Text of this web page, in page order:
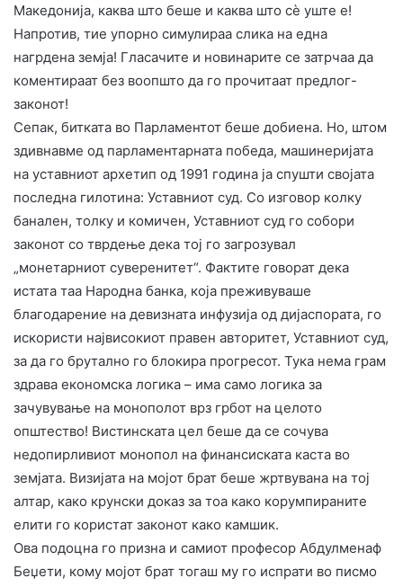
Македонија, каква што беше и каква што сè уште е!
Напротив, тие упорно симулираа слика на една
нагрдена земја! Гласачите и новинарите се затрчаа да
коментираат без воопшто да го прочитаат предлог-
законот!
​Сепак, битката во Парламентот беше добиена. Но, штом
здивнавме од парламентарната победа, машинеријата
на уставниот архетип од 1991 година ја спушти својата
последна гилотина: Уставниот суд. Со изговор колку
банален, толку и комичен, Уставниот суд го собори
законот со тврдење дека тој го загрозувал
„монетарниот суверенитет“. Фактите говорат дека
истата таа Народна банка, која преживуваше
благодарение на девизната инфузија од дијаспората, го
искористи највисокиот правен авторитет, Уставниот суд,
за да го брутално го блокира прогресот. Тука нема грам
здрава економска логика – има само логика за
зачувување на монополот врз грбот на целото
општество! Вистинската цел беше да се сочува
недопирливиот монопол на финансиската каста во
земјата. Визијата на мојот брат беше жртвувана на тој
алтар, како крунски доказ за тоа како корумпираните
елити го користат законот како камшик.
​Ова подоцна го призна и самиот професор Абдулменаф
Беџети, кому мојот брат тогаш му го испрати во писмо